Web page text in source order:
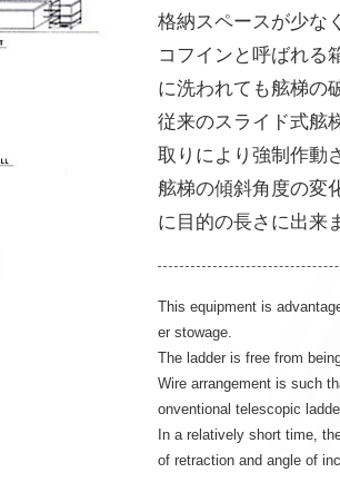
格納スペースが少な
コフインと呼ばれる
に洗われても舷梯の
従来のスライド式舷
取りにより強制作動
舷梯の傾斜角度の変
に目的の長さに出来
This equipment is
er stowage.
The ladder is free from
Wire arrangement is such
onventional telescopic
In a relatively short time,
of retraction and angle of